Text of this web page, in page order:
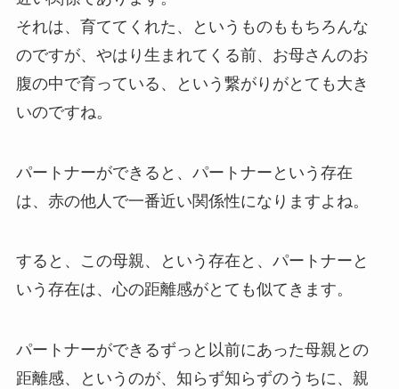
それは、育ててくれた、というものももちろんな
のですが、やはり生まれてくる前、お母さんのお
腹の中で育っている、という繋がりがとても大き
いのですね。
パートナーができると、パートナーという存在
は、赤の他人で一番近い関係性になりますよね。
すると、この母親、という存在と、パートナーと
いう存在は、心の距離感がとても似てきます。
パートナーができるずっと以前にあった母親との
距離感、というのが、知らず知らずのうちに、親